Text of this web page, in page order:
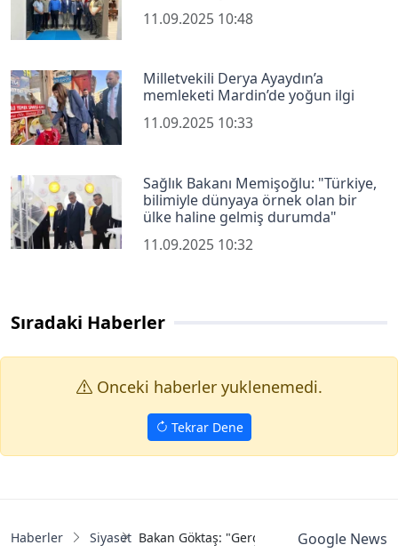
11.09.2025 10:48
Milletvekili Derya Ayaydın’a
memleketi Mardin’de yoğun ilgi
11.09.2025 10:33
Sağlık Bakanı Memişoğlu: "Türkiye,
bilimiyle dünyaya örnek olan bir
ülke haline gelmiş durumda"
11.09.2025 10:32
Sıradaki Haberler
Onceki haberler yuklenemedi.
Tekrar Dene
Haberler Siyaset Bakan Göktaş: "Gerçek dönüşüm,Google News